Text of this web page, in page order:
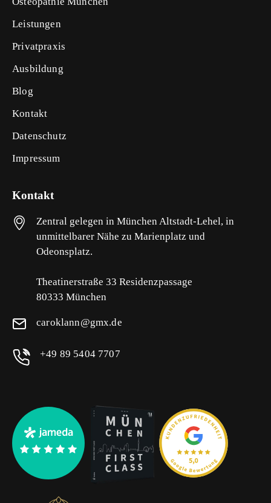
Leistungen
Privatpraxis
Ausbildung
Blog
Kontakt
Datenschutz
Impressum
Kontakt
Zentral gelegen in München Altstadt-Lehel, in
unmittelbarer Nähe zu Marienplatz und
Odeonsplatz.
Theatinerstraße 33 Residenzpassage
80333 München
caroklann@gmx.de
+49 89 5404 7707